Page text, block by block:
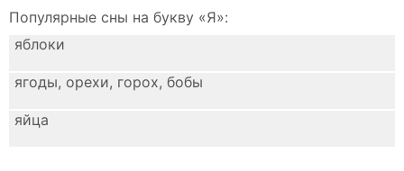
Популярные сны на букву «Я»:
яблоки
ягоды, орехи, горох, бобы
яйца